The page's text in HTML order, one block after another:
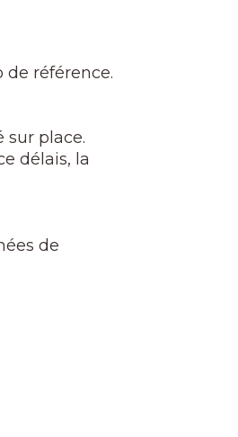
référence.
sur place.
délais, la
de